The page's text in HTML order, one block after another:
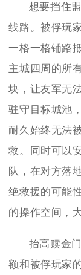
想要挡住
线路。被俘玩
一格一格铺路
主城四周的所
块，让友军无
驻守目标城池
耐久始终无法
救。同时可以
队，在对方落
绝救援的可能
的操作空间，
抬高赎金
额和被俘玩家